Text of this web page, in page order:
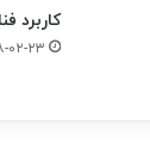
کاربرد
۱۳۹۸-